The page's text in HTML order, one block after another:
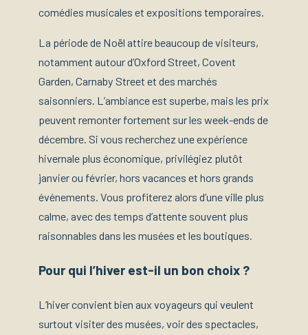
comédies musicales et expositions temporaires.
La période de Noël attire beaucoup de visiteurs,
notamment autour d’Oxford Street, Covent
Garden, Carnaby Street et des marchés
saisonniers. L’ambiance est superbe, mais les prix
peuvent remonter fortement sur les week-ends de
décembre. Si vous recherchez une expérience
hivernale plus économique, privilégiez plutôt
janvier ou février, hors vacances et hors grands
événements. Vous profiterez alors d’une ville plus
calme, avec des temps d’attente souvent plus
raisonnables dans les musées et les boutiques.
Pour qui l’hiver est-il un bon choix ?
L’hiver convient bien aux voyageurs qui veulent
surtout visiter des musées, voir des spectacles,